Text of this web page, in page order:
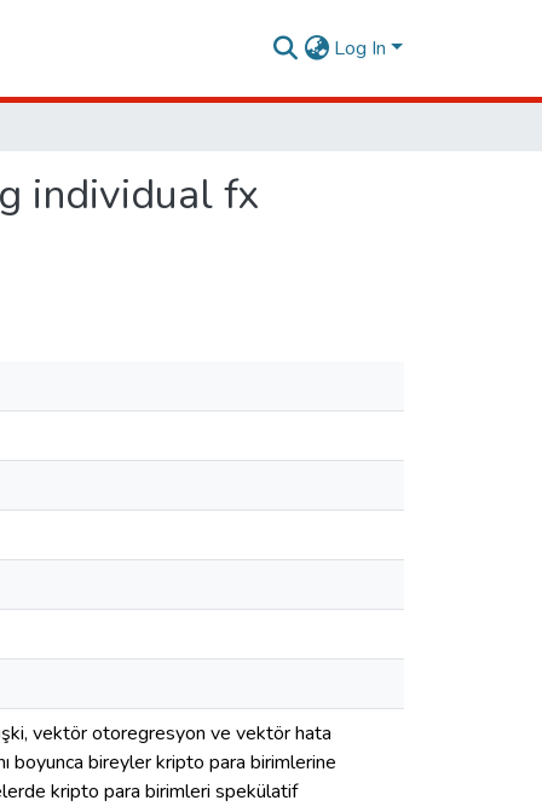
Log In
individual fx
vektör otoregresyon ve vektör hata
boyunca bireyler kripto para birimlerine
kripto para birimleri spekülatif